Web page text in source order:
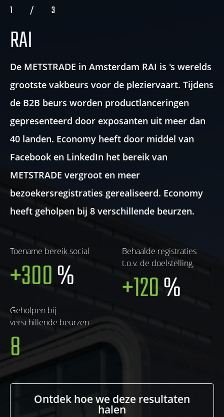
1 / 3
RAI
De METSTRADE in Amsterdam RAI is 's werelds
grootste vakbeurs voor de pleziervaart. Tijdens
de B2B beurs worden productlanceringen
gepresenteerd door exposanten uit meer dan
40 landen. Economy heeft door middel van
Facebook en LinkedIn het bereik van
METSTRADE vergroot en meer
bezoekersregistraties gerealiseerd. Economy
heeft geholpen bij 8 verschillende beurzen.
Toename bereik social
+300%
Behaalde registraties
t.o.v. de doelstelling
+120%
Geholpen bij
verschillende beurzen
8
Ontdek hoe we deze resultaten
halen